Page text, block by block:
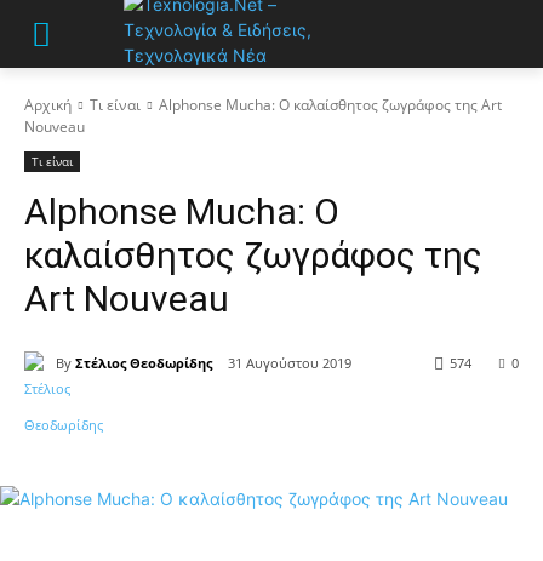
Αρχική Τι είναι
Alphonse Mucha: Ο καλαίσθητος ζωγράφος της Art
Nouveau
Τι είναι
Alphonse Mucha: Ο
καλαίσθητος ζωγράφος της
Art Nouveau
By Στέλιος Θεοδωρίδης 31 Αυγούστου 2019 0
574